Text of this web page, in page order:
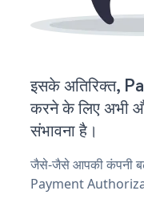
इसके अतिरिक्त,
करने के लिए अभी
संभावना है।
जैसे-जैसे आपकी कंपनी
Payment